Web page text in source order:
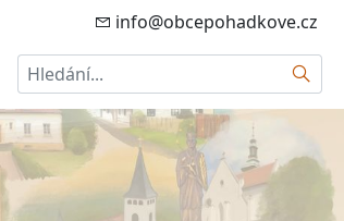
info@obcepohadkove.cz
Hledat